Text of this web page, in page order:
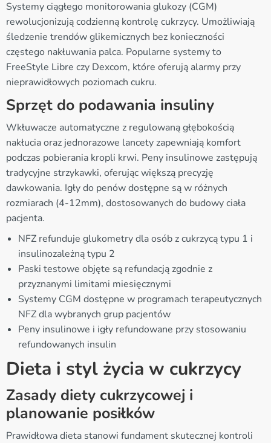
Systemy ciągłego monitorowania glukozy (CGM)
rewolucjonizują codzienną kontrolę cukrzycy. Umożliwiają
śledzenie trendów glikemicznych bez konieczności
częstego nakłuwania palca. Popularne systemy to
FreeStyle Libre czy Dexcom, które oferują alarmy przy
nieprawidłowych poziomach cukru.
Sprzęt do podawania insuliny
Wkłuwacze automatyczne z regulowaną głębokością
nakłucia oraz jednorazowe lancety zapewniają komfort
podczas pobierania kropli krwi. Peny insulinowe zastępują
tradycyjne strzykawki, oferując większą precyzję
dawkowania. Igły do penów dostępne są w różnych
rozmiarach (4-12mm), dostosowanych do budowy ciała
pacjenta.
NFZ refunduje glukometry dla osób z cukrzycą typu 1 i
insulinozależną typu 2
Paski testowe objęte są refundacją zgodnie z
przyznanymi limitami miesięcznymi
Systemy CGM dostępne w programach terapeutycznych
NFZ dla wybranych grup pacjentów
Peny insulinowe i igły refundowane przy stosowaniu
refundowanych insulin
Dieta i styl życia w cukrzycy
Zasady diety cukrzycowej i
planowanie posiłków
Prawidłowa dieta stanowi fundament skutecznej kontroli